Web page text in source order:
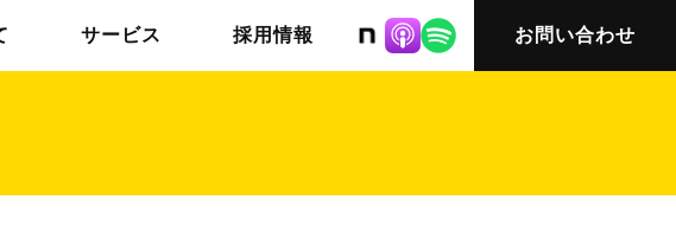
株式会社ニット
サービス 採用情報 お問い合わせ